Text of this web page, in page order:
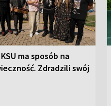
ma sposób na
Zdradzili swój